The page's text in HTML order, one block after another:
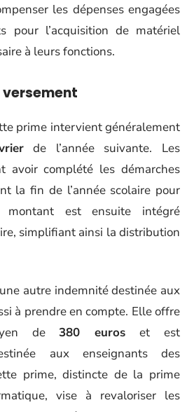
les dépenses engagées
pour l’acquisition de matériel
à leurs fonctions.
prime intervient généralement
de l’année suivante. Les
avoir complété les démarches
la fin de l’année scolaire pour
est ensuite intégré
simplifiant ainsi la distribution
autre indemnité destinée aux
à prendre en compte. Elle offre
de380 euros et est
aux enseignants des
prime, distincte de la prime
vise à revaloriser les